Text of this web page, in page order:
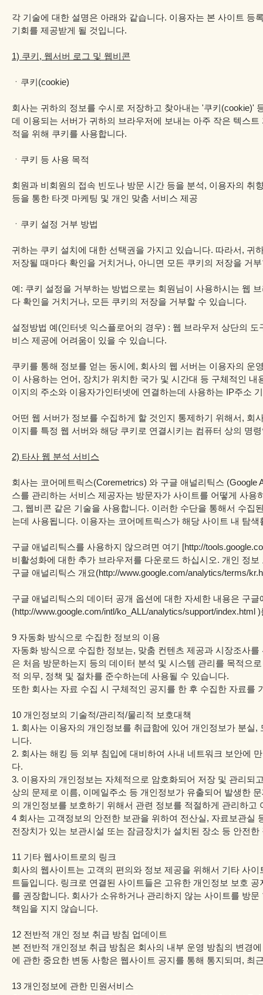
각 기술에 대한 설명은 아래와 같습니다. 이용자는 본 사이트
기회를 제공받게 될 것입니다.
1) 쿠키, 웹서버 로그 및 웹비콘
ㆍ쿠키(cookie)
회사는 귀하의 정보를 수시로 저장하고 찾아내는 '쿠키(cookie)'
데 이용되는 서버가 귀하의 브라우저에 보내는 아주 작은 텍스
적을 위해 쿠키를 사용합니다.
ㆍ쿠키 등 사용 목적
회원과 비회원의 접속 빈도나 방문 시간 등을 분석, 이용자의 취
등을 통한 타겟 마케팅 및 개인 맞춤 서비스 제공
ㆍ쿠키 설정 거부 방법
귀하는 쿠키 설치에 대한 선택권을 가지고 있습니다. 따라서,
저장될 때마다 확인을 거치거나, 아니면 모든 쿠키의 저장을 거
예: 쿠키 설정을 거부하는 방법으로는 회원님이 사용하시는 웹
다 확인을 거치거나, 모든 쿠키의 저장을 거부할 수 있습니다.
설정방법 예(인터넷 익스플로어의 경우) : 웹 브라우저 상단의
비스 제공에 어려움이 있을 수 있습니다.
쿠키를 통해 정보를 얻는 동시에, 회사의 웹 서버는 이용자의
이 사용하는 언어, 장치가 위치한 국가 및 시간대 등 구체적인
이지의 주소와 이용자가인터넷에 연결하는데 사용하는 IP주소
어떤 웹 서버가 정보를 수집하게 할 것인지 통제하기 위해서, 회
이지를 특정 웹 서버와 해당 쿠키로 연결시키는 컴퓨터 상의 명
2) 타사 웹 분석 서비스
회사는 코어메트릭스(Coremetrics) 와 구글 애널리틱스
스를 관리하는 서비스 제공자는 방문자가 사이트를 어떻게 사
그, 웹비콘 같은 기술을 사용합니다. 이러한 수단을 통해서 수
는데 사용됩니다. 이용자는 코어메트릭스가 해당 사이트 내 탐
구글 애널리틱스를 사용하지 않으려면 여기 [http://
비활성화에 대한 추가 브라우저를 다운로드 하십시오. 개인 정
구글 애널리틱스 개요(http://www.google.com/analytics/terms/
구글 애널리틱스의 데이터 공개 옵션에 대한 자세한 내용은 구글
(http://www.google.com/intl/ko_ALL/analytics/support/index.html
9 자동화 방식으로 수집한 정보의 이용
자동화 방식으로 수집한 정보는, 맞춤 컨텐츠 제공과 시장조사
은 처음 방문하는지 등의 데이터 분석 및 시스템 관리를 목적으
적 의무, 정책 및 절차를 준수하는데 사용될 수 있습니다.
또한 회사는 자료 수집 시 구체적인 공지를 한 후 수집한 자료를
10 개인정보의 기술적/관리적/물리적 보호대책
1. 회사는 이용자의 개인정보를 취급함에 있어 개인정보가 분실
니다.
2. 회사는 해킹 등 외부 침입에 대비하여 사내 네트워크 보안에
다.
3. 이용자의 개인정보는 자체적으로 암호화되어 저장 및 관리되
상의 문제로 이름, 이메일주소 등 개인정보가 유출되어 발생한
의 개인정보를 보호하기 위해서 관련 정보를 적절하게 관리하고
4 회사는 고객정보의 안전한 보관을 위하여 전산실, 자료보관실
전장치가 있는 보관시설 또는 잠금장치가 설치된 장소 등 안전
11 기타 웹사이트로의 링크
회사의 웹사이트는 고객의 편의와 정보 제공을 위해서 기타 사
트들입니다. 링크로 연결된 사이트들은 고유한 개인정보 보호
를 권장합니다. 회사가 소유하거나 관리하지 않는 사이트를 방
책임을 지지 않습니다.
12 전반적 개인 정보 취급 방침 업데이트
본 전반적 개인정보 취급 방침은 회사의 내부 운영 방침의 변경
에 관한 중요한 변동 사항은 웹사이트 공지를 통해 통지되며, 최
13 개인정보에 관한 민원서비스